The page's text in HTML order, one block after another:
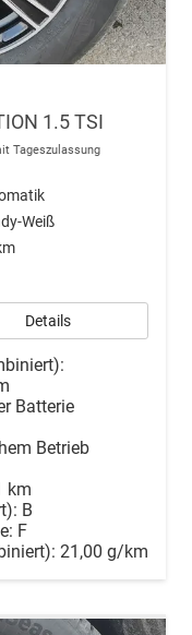
1.5 TSI
Tageszulassung
Weiß
Details
Batterie
Betrieb
km
B
F
21,00 g/km